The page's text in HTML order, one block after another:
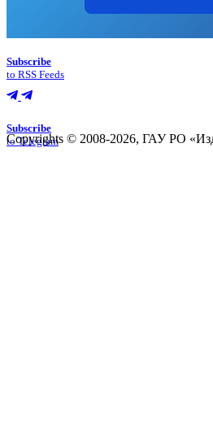
Subscribe
to RSS Feeds
Subscribe
to Telegram
Copyrights © 2008-2026, ГАУ РО